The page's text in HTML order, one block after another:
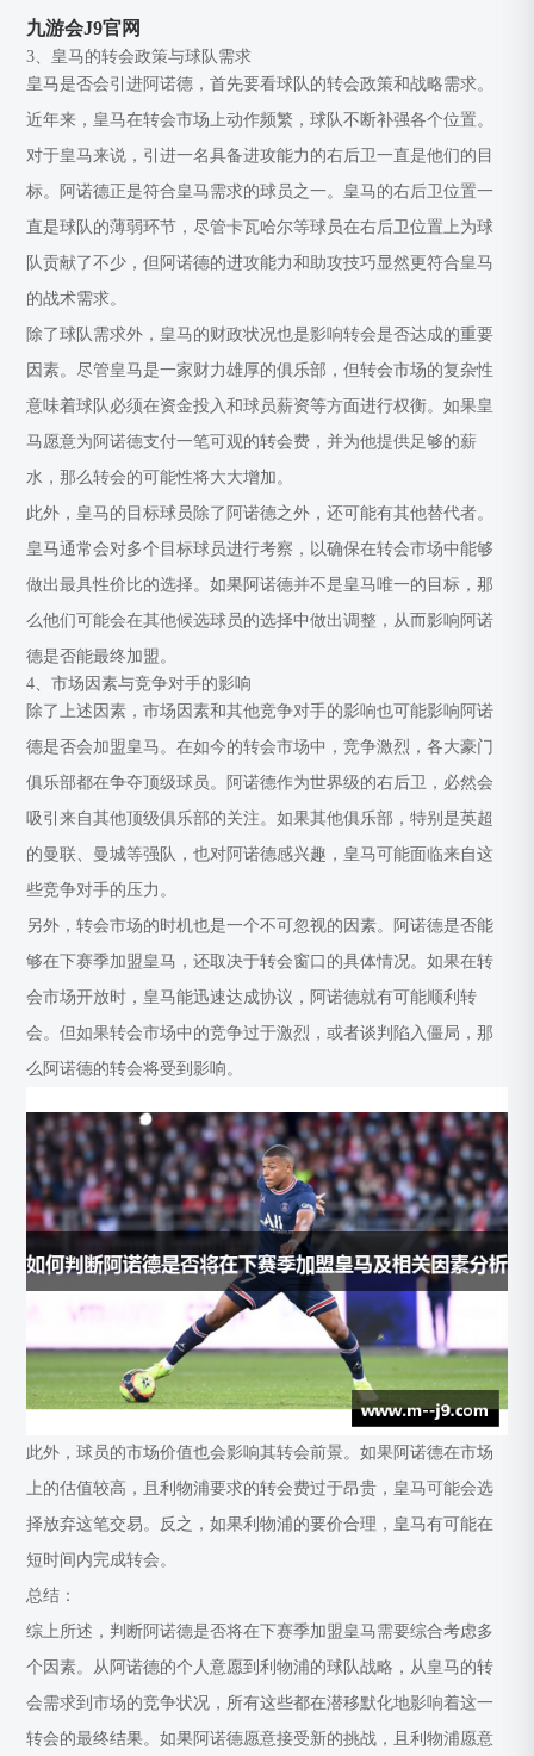
九游会J9官网
3、皇马的转会政策与球队需求
皇马是否会引进阿诺德，首先要看球队的转会政策和战略需求。
近年来，皇马在转会市场上动作频繁，球队不断补强各个位置。
对于皇马来说，引进一名具备进攻能力的右后卫一直是他们的目
标。阿诺德正是符合皇马需求的球员之一。皇马的右后卫位置一
直是球队的薄弱环节，尽管卡瓦哈尔等球员在右后卫位置上为球
队贡献了不少，但阿诺德的进攻能力和助攻技巧显然更符合皇马
的战术需求。
除了球队需求外，皇马的财政状况也是影响转会是否达成的重要
因素。尽管皇马是一家财力雄厚的俱乐部，但转会市场的复杂性
意味着球队必须在资金投入和球员薪资等方面进行权衡。如果皇
马愿意为阿诺德支付一笔可观的转会费，并为他提供足够的薪
水，那么转会的可能性将大大增加。
此外，皇马的目标球员除了阿诺德之外，还可能有其他替代者。
皇马通常会对多个目标球员进行考察，以确保在转会市场中能够
做出最具性价比的选择。如果阿诺德并不是皇马唯一的目标，那
么他们可能会在其他候选球员的选择中做出调整，从而影响阿诺
德是否能最终加盟。
4、市场因素与竞争对手的影响
除了上述因素，市场因素和其他竞争对手的影响也可能影响阿诺
德是否会加盟皇马。在如今的转会市场中，竞争激烈，各大豪门
俱乐部都在争夺顶级球员。阿诺德作为世界级的右后卫，必然会
吸引来自其他顶级俱乐部的关注。如果其他俱乐部，特别是英超
的曼联、曼城等强队，也对阿诺德感兴趣，皇马可能面临来自这
些竞争对手的压力。
另外，转会市场的时机也是一个不可忽视的因素。阿诺德是否能
够在下赛季加盟皇马，还取决于转会窗口的具体情况。如果在转
会市场开放时，皇马能迅速达成协议，阿诺德就有可能顺利转
会。但如果转会市场中的竞争过于激烈，或者谈判陷入僵局，那
么阿诺德的转会将受到影响。
此外，球员的市场价值也会影响其转会前景。如果阿诺德在市场
上的估值较高，且利物浦要求的转会费过于昂贵，皇马可能会选
择放弃这笔交易。反之，如果利物浦的要价合理，皇马有可能在
短时间内完成转会。
总结：
综上所述，判断阿诺德是否将在下赛季加盟皇马需要综合考虑多
个因素。从阿诺德的个人意愿到利物浦的球队战略，从皇马的转
会需求到市场的竞争状况，所有这些都在潜移默化地影响着这一
转会的最终结果。如果阿诺德愿意接受新的挑战，且利物浦愿意